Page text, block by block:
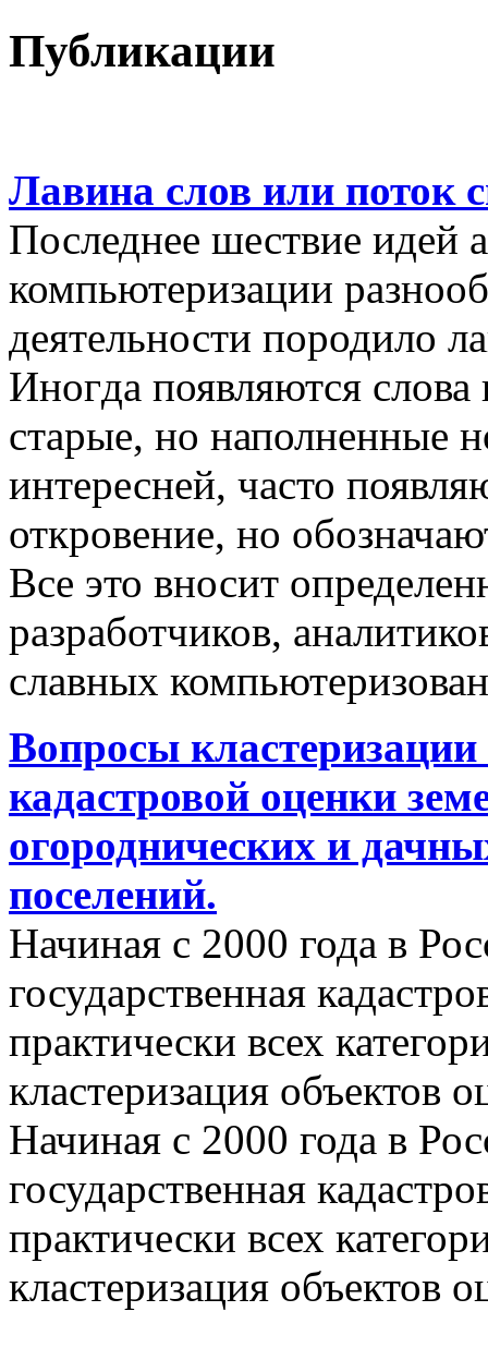
Публикации
Лавина слов или поток
Последнее шествие идей
компьютеризации
деятельности породило
Иногда появляются
старые, но наполненные
интересней, часто
откровение, но
Все это вносит
разработчиков,
славных
Вопросы кластеризации
кадастровой оценки
огороднических и
поселений.
Начиная с 2000 года в
государственная
практически всех
кластеризация объектов
Начиная с 2000 года в
государственная
практически всех
кластеризация объектов